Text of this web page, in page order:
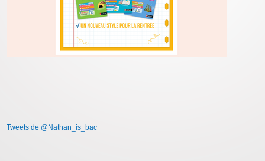
Tweets de @Nathan_is_bac